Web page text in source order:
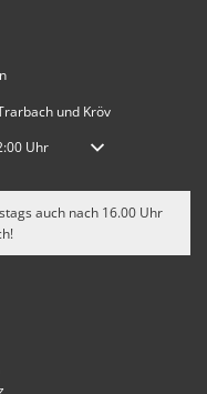
und Kröv
Schließzeiten auszublenden
Uhr Von 08:00 bis 12:00
auch nach 16.00 Uhr